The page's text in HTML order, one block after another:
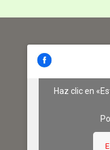
Haz clic en